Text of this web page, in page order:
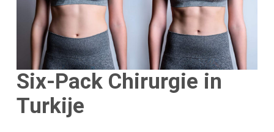
Six-Pack Chirurgie in
Turkije